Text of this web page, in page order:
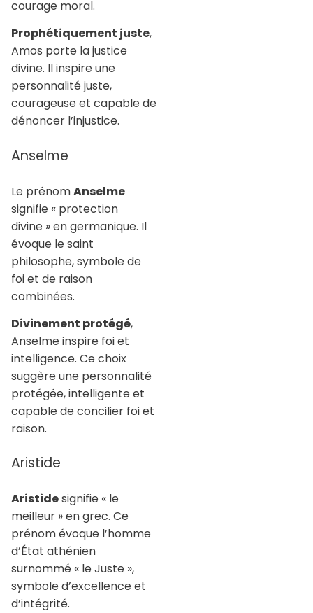
courage moral.
Prophétiquement juste,
Amos porte la justice
divine. Il inspire une
personnalité juste,
courageuse et capable de
dénoncer l’injustice.
Anselme
Le prénomAnselme
signifie « protection
divine » en germanique. Il
évoque le saint
philosophe, symbole de
foi et de raison
combinées.
Divinement protégé,
Anselme inspire foi et
intelligence. Ce choix
suggère une personnalité
protégée, intelligente et
capable de concilier foi et
raison.
Aristide
Aristidesignifie « le
meilleur » en grec. Ce
prénom évoque l’homme
d’État athénien
surnommé « le Juste »,
symbole d’excellence et
d’intégrité.